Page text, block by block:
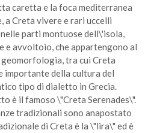
caretta e la foca mediterranea
a Creta vivere e rari uccelli
parti montuose dell\'isola,
e avvoltoio, che appartengono al
tra cui Creta
importante della cultura del
tipo di dialetto in Grecia.
è il famoso \"Creta Serenades\".
tradizionali sono anapostato
di Creta è la \"lira\" ed è